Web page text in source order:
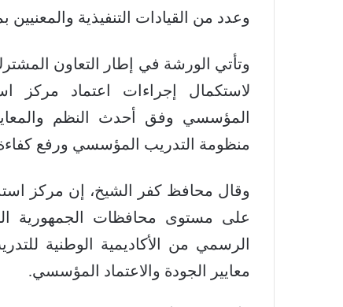
وعدد من القيادات التنفيذية
وتأتي الورشة في إطار التعاون
لاستكمال إجراءات اعتماد مركز
المؤسسي وفق أحدث النظم
منظومة التدريب المؤسسي ورفع كفاءة
وقال محافظ كفر الشيخ، إن مركز
على مستوى محافظات الجمهورية
الرسمي من الأكاديمية الوطنية
معايير الجودة والاعتماد المؤسسي.